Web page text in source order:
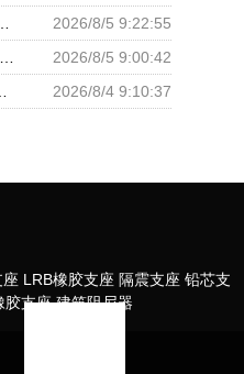
2026/8/5 9:22:55
2026/8/5 9:00:42
2026/8/4 9:10:37
LRB橡胶支座 隔震支座 铅芯支
胶支座 建筑阻尼器